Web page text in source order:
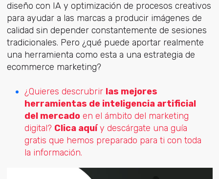
diseño con IA y optimización de procesos creativos
para ayudar a las marcas a producir imágenes de
calidad sin depender constantemente de sesiones
tradicionales. Pero ¿qué puede aportar realmente
una herramienta como esta a una estrategia de
ecommerce marketing?
¿Quieres descrubrir las mejores
herramientas de inteligencia artificial
del mercadoen el ámbito del marketing
digital? Clica aquíy descárgate una guía
gratis que hemos preparado para ti con toda
la información.